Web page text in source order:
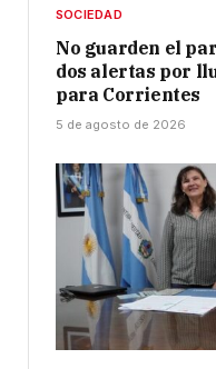
SOCIEDAD
No guarden el
dos alertas por
para Corrientes
5 de agosto de 2026